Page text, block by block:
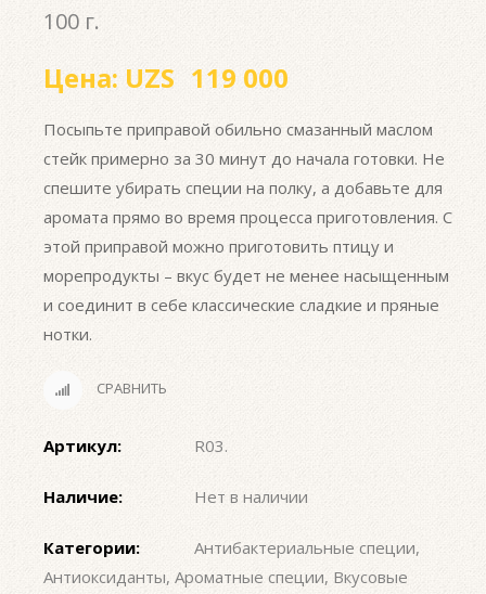
100 г.
Цена: UZS 119 000
Посыпьте приправой обильно смазанный маслом
стейк примерно за 30 минут до начала готовки. Не
спешите убирать специи на полку, а добавьте для
аромата прямо во время процесса приготовления. С
этой приправой можно приготовить птицу и
морепродукты – вкус будет не менее насыщенным
и соединит в себе классические сладкие и пряные
нотки.
СРАВНИТЬ
Артикул: R03.
Наличие: Нет в наличии
Категории: Антибактериальные специи,
Антиоксиданты,Ароматные специи, Вкусовые